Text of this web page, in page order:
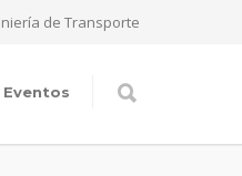
de Transporte
Eventos